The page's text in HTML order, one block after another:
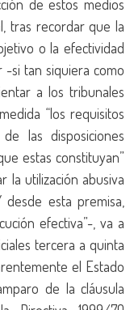
de estos medios
tras recordar que la
o la efectividad
-si tan siquiera como
a los tribunales
“los requisitos
las disposiciones
estas constituyan”
la utilización abusiva
esta premisa,
efectiva”-, va a
tercera a quinta
el Estado
de la cláusula